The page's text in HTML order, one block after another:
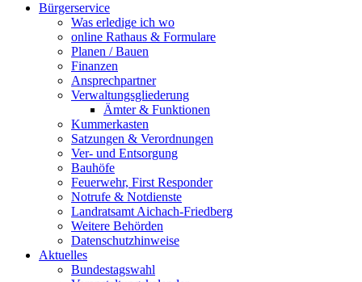
Bürgerservice
Was erledige ich wo
online Rathaus & Formulare
Planen / Bauen
Finanzen
Ansprechpartner
Verwaltungsgliederung
Ämter & Funktionen
Kummerkasten
Satzungen & Verordnungen
Ver- und Entsorgung
Bauhöfe
Feuerwehr, First Responder
Notrufe & Notdienste
Landratsamt Aichach-Friedberg
Weitere Behörden
Datenschutzhinweise
Aktuelles
Bundestagswahl